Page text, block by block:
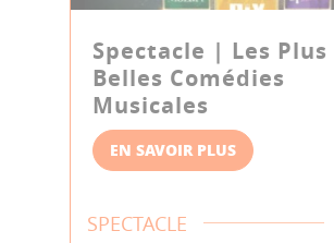
Spectacle | Les Plus
Belles Comédies
Musicales
EN SAVOIR PLUS
SPECTACLE